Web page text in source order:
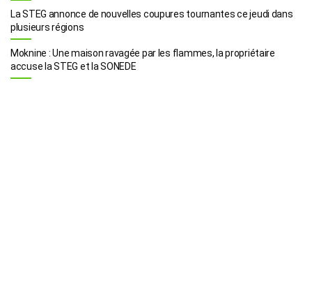
La STEG annonce de nouvelles coupures tournantes ce jeudi dans
plusieurs régions
Moknine : Une maison ravagée par les flammes, la propriétaire
accuse la STEG et la SONEDE